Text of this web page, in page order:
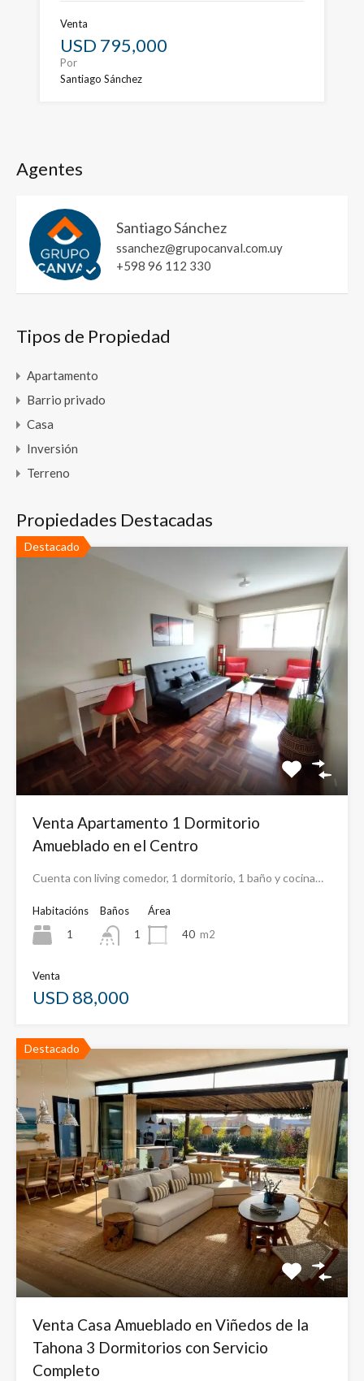
Venta
USD 795,000
Por
Santiago Sánchez
Agentes
Santiago Sánchez
ssanchez@grupocanval.com.uy
+598 96 112 330
Tipos de Propiedad
Apartamento
Barrio privado
Casa
Inversión
Terreno
Propiedades Destacadas
Destacado
Venta Apartamento 1 Dormitorio
Amueblado en el Centro
Cuenta con living comedor, 1 dormitorio, 1 baño y cocina…
Habitacións
1
Baños
1
Área
40 m2
Venta
USD 88,000
Destacado
Venta Casa Amueblado en Viñedos de la
Tahona 3 Dormitorios con Servicio
Completo